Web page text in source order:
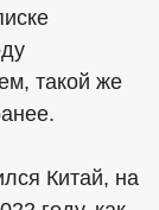
такой же
Китай, на